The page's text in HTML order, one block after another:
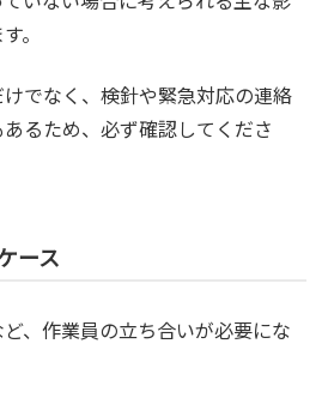
。
でなく、検針や緊急対応の連絡
るため、必ず確認してくださ
ース
、作業員の立ち合いが必要にな